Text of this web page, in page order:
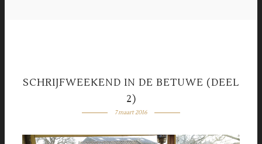
SCHRIJFWEEKEND IN DE BETUWE (DEEL
2)
7 maart 2016